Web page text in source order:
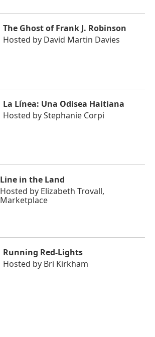
The Ghost of Frank J. Robinson
Hosted by David Martin Davies
La Línea: Una Odisea Haitiana
Hosted byStephanie Corpi
Line in the Land
Hosted by Elizabeth Trovall,
Marketplace
Running Red-Lights
Hosted by Bri Kirkham